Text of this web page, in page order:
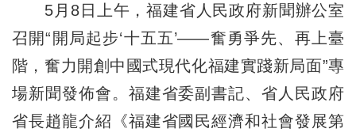
5月8日上午，福建省人民政府新聞辦公室
召開“開局起步‘十五五’——奮勇爭先、再上臺
階，奮力開創中國式現代化福建實踐新局面”專
場新聞發佈會。福建省委副書記、省人民政府
省長趙龍介紹《福建省國民經濟和社會發展第